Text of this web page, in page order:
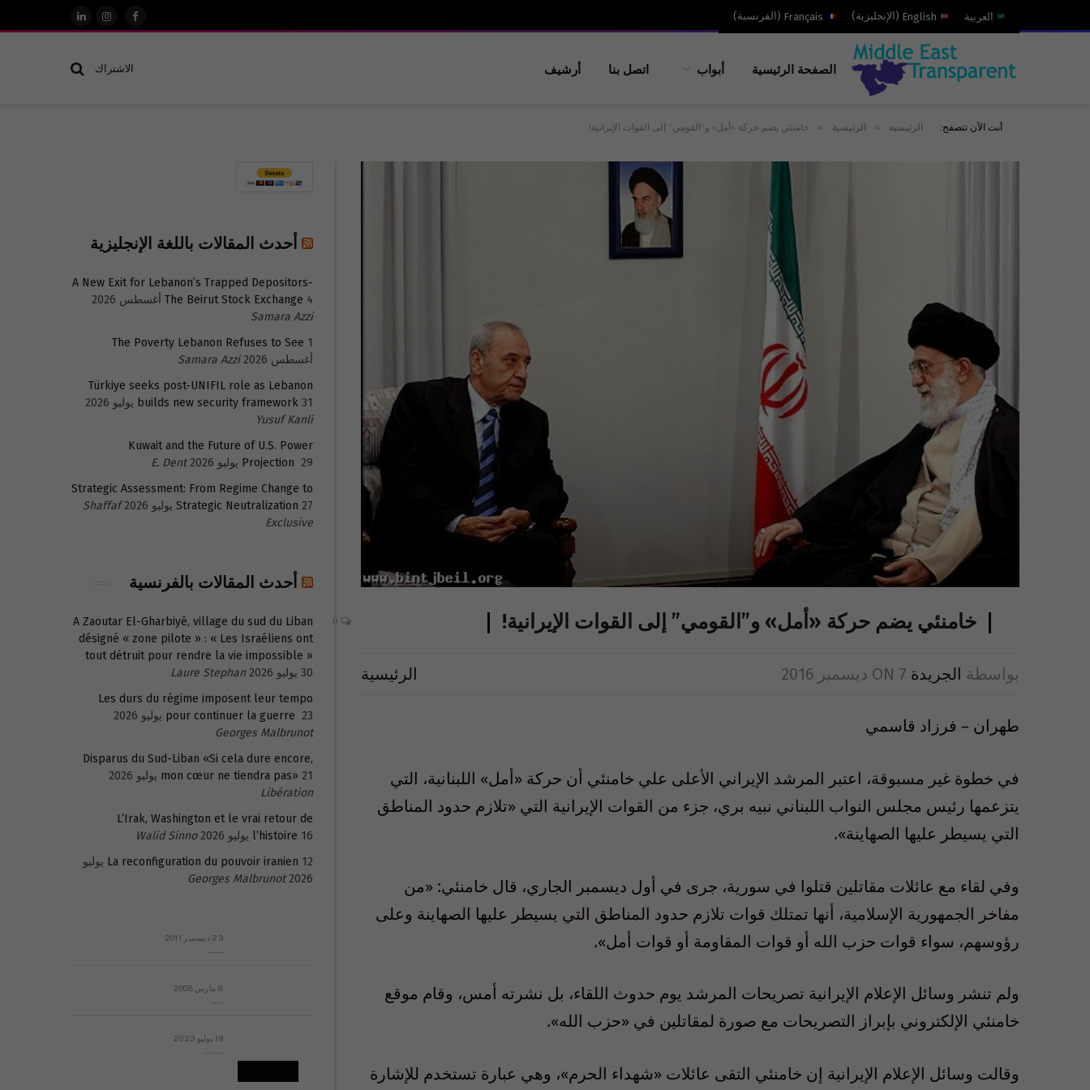
العربية English
( الإنجليزية)
Français
( الفرنسية)
فيسبوكالانستغرام
لينكدإن
الصفحة الرئيسية أبواب اتصل بنا أرشيف الاشتراك
أنت الآن تتصفح: الرئيسية » الرئيسية » خامنئي يضم حركة «أمل» و”القومي” إلى القوات الإيرانية!
خامنئي يضم حركة «أمل» و”القومي” إلى القوات الإيرانية!
بواسطة الجريدة ON 7 ديسمبر 2016 الرئيسية
طهران – فرزاد قاسمي
في خطوة غير مسبوقة، اعتبر المرشد الإيراني الأعلى علي خامنئي أن حركة «أمل» اللبنانية، التي
يتزعمها رئيس مجلس النواب اللبناني نبيه بري، جزء من القوات الإيرانية التي «تلازم حدود المناطق
التي يسيطر عليها الصهاينة».
وفي لقاء مع عائلات مقاتلين قتلوا في سورية، جرى في أول ديسمبر الجاري، قال خامنئي: «من
مفاخر الجمهورية الإسلامية، أنها تمتلك قوات تلازم حدود المناطق التي يسيطر عليها الصهاينة وعلى
رؤوسهم، سواء قوات حزب الله أو قوات المقاومة أو قوات أمل».
ولم تنشر وسائل الإعلام الإيرانية تصريحات المرشد يوم حدوث اللقاء، بل نشرته أمس، وقام موقع
خامنئي الإلكتروني بإبراز التصريحات مع صورة لمقاتلين في «حزب الله».
وقالت وسائل الإعلام الإيرانية إن خامنئي التقى عائلات «شهداء الحرم»، وهي عبارة تستخدم للإشارة
أحدث المقالات باللغة الإنجليزية
A New Exit for Lebanon’s Trapped Depositors-
The Beirut Stock Exchange 4 أغسطس 2026
Samara Azzi
The Poverty Lebanon Refuses to See 1
أغسطس 2026
Samara Azzi
Türkiye seeks post-UNIFIL role as Lebanon
builds new security framework 31 يوليو 2026
Yusuf Kanli
Kuwait and the Future of U.S. Power
Projection 29 يوليو 2026
E. Dent
Strategic Assessment: From Regime Change to
Strategic Neutralization 27 يوليو 2026
Shaffaf
Exclusive
أحدث المقالات بالفرنسية
A Zaoutar El-Gharbiyé, village du sud du Liban
désigné « zone pilote » : « Les Israéliens ont
tout détruit pour rendre la vie impossible »
30 يوليو 2026
Laure Stephan
Les durs du régime imposent leur tempo
pour continuer la guerre 23 يوليو 2026
Georges Malbrunot
Disparus du Sud-Liban «Si cela dure encore,
mon cœur ne tiendra pas» 21 يوليو 2026
Libération
L’Irak, Washington et le vrai retour de
l’histoire 16 يوليو 2026
Walid Sinno
La reconfiguration du pouvoir iranien 12 يوليو
2026
Georges Malbrunot
23 ديسمبر 2011
8 مارس 2008
19 يوليو 2023